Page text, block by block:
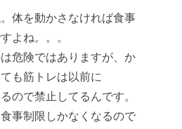
体を動かさなければ食事
よね。。。
危険ではありますが、か
も筋トレは以前に
ので禁止してるんです。
事制限しかなくなるので